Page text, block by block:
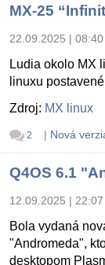
MX-25
22.09.2025 | 08:40
Ludia okolo MX
linuxu
Zdroj: MX linux
2 | Nová
Q4OS 6.1
12.09.2025 | 22:07
Bola vydaná
"Andromeda",
desktopom